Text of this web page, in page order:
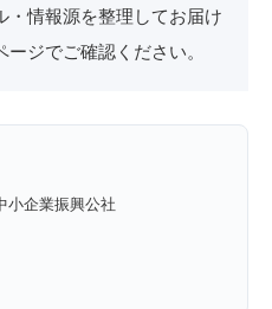
・情報源を整理してお届け
ジでご確認ください。
小企業振興公社